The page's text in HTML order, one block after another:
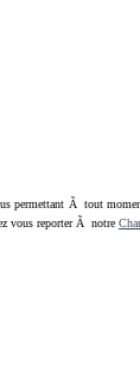
Ã tout
vous reporter Ã notre